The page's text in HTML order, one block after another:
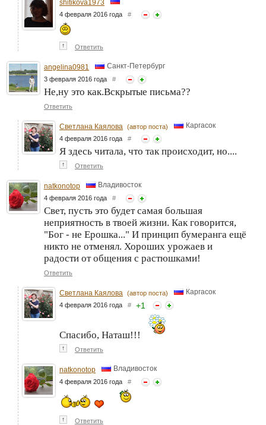
shitikova1973
4 февраля 2016 года #
↑ Ответить
angelina0981 Санкт-Петербург
3 февраля 2016 года #
Не,ну это как.Вскрытые письма??
Ответить
Светлана Каялова (автор поста) Каргасок
4 февраля 2016 года #
Я здесь читала, что так происходит, но....
↑ Ответить
natkonotop Владивосток
4 февраля 2016 года #
Свет, пусть это будет самая большая
неприятность в твоей жизни. Как говорится,
"Бог - не Ерошка..." И принцип бумеранга ещё
никто не отменял. Хороших урожаев и
радости от общения с растюшками!
Ответить
Светлана Каялова (автор поста) Каргасок
4 февраля 2016 года # +1
Спасибо, Наташ!!!
↑ Ответить
natkonotop Владивосток
4 февраля 2016 года #
↑ Ответить